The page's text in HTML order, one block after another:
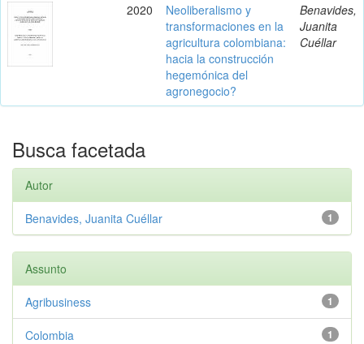
2020
Neoliberalismo y
transformaciones en la
agricultura colombiana:
hacia la construcción
hegemónica del
agronegocio?
Benavides,
Juanita
Cuéllar
Busca facetada
Autor
1
Benavides, Juanita Cuéllar
Assunto
1
Agribusiness
1
Colombia